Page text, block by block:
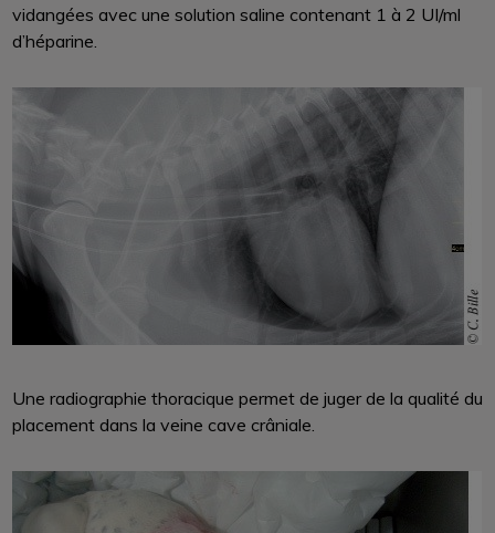
vidangées avec une solution saline contenant 1 à 2 UI/ml
d’héparine.
Une radiographie thoracique permet de juger de la qualité du
placement dans la veine cave crâniale.